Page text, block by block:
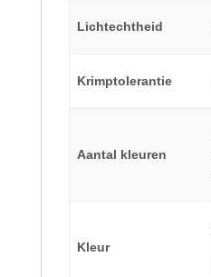
Lichtechtheid
Krimptolerantie
Aantal kleuren
Kleur